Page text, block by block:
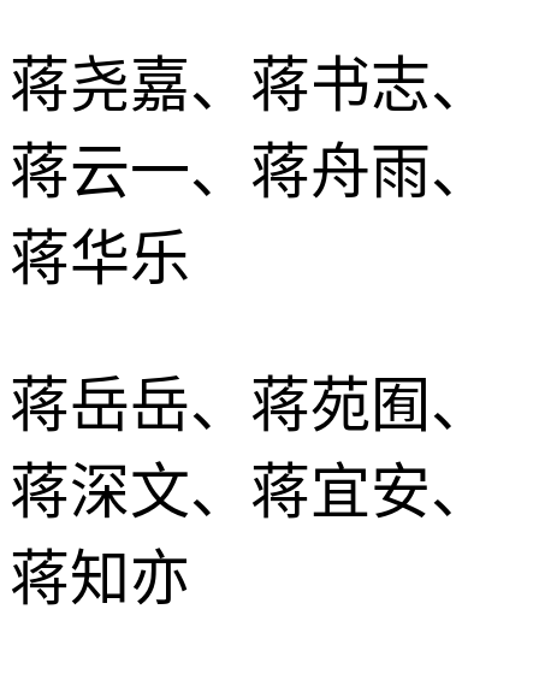
蒋尧嘉、蒋书志、
蒋云一、蒋舟雨、
蒋华乐
蒋岳岳、蒋苑囿、
蒋深文、蒋宜安、
蒋知亦